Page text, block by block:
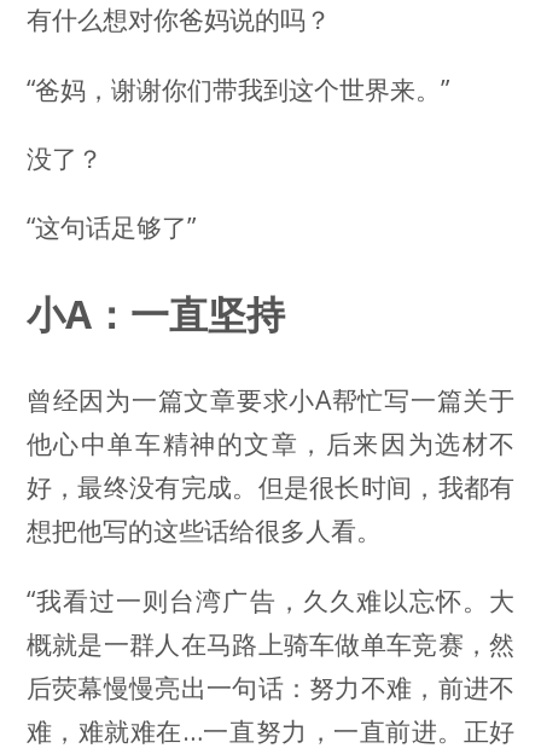
有什么想对你爸妈说的吗？
“爸妈，谢谢你们带我到这个世界来。”
没了？
“这句话足够了”
小A：一直坚持
曾经因为一篇文章要求小A帮忙写一篇关于
他心中单车精神的文章，后来因为选材不
好，最终没有完成。但是很长时间，我都有
想把他写的这些话给很多人看。
“我看过一则台湾广告，久久难以忘怀。大
概就是一群人在马路上骑车做单车竞赛，然
后荧幕慢慢亮出一句话：努力不难，前进不
难，难就难在…一直努力，一直前进。正好